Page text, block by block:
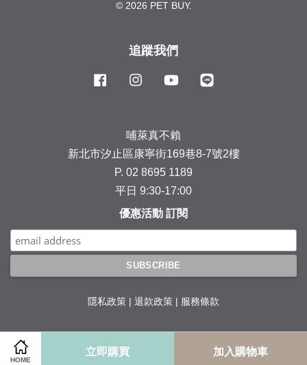
HOME
立即購買 加入購物車
© 2026 PET BUY.
追蹤我們
Facebook Instagram YouTube
哺萊真不賴
新北市汐止區康寧街169巷8-7號2樓
P. 02 8695 1189
平日 9:30-17:00
優惠活動 訂閱
隱私政策 退款政策 服務條款